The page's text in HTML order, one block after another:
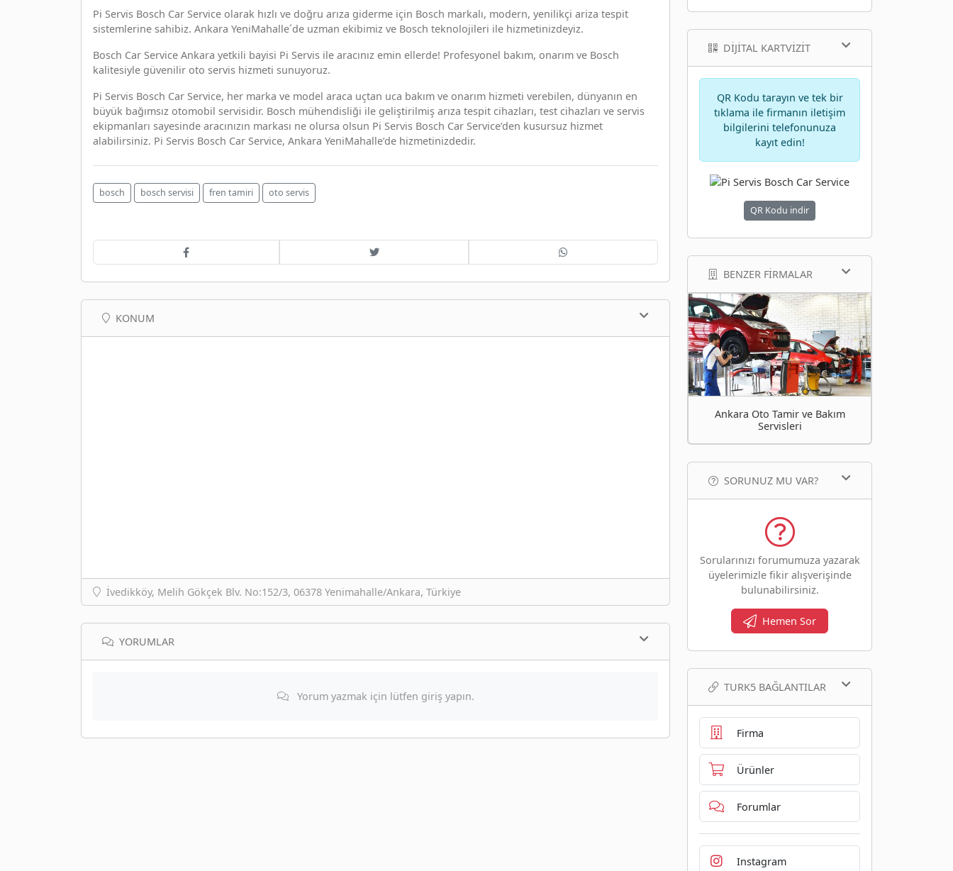
Pi Servis Bosch Car Service olarak hızlı ve doğru arıza giderme için Bosch markalı, modern, yenilikçi ariza tespit
sistemlerine sahibiz. Ankara YeniMahalle´de uzman ekibimiz ve Bosch teknolojileri ile hizmetinizdeyiz.
Bosch Car Service Ankara yetkili bayisi Pi Servis ile aracınız emin ellerde! Profesyonel bakım, onarım ve Bosch
kalitesiyle güvenilir oto servis hizmeti sunuyoruz.
Pi Servis Bosch Car Service, her marka ve model araca uçtan uca bakım ve onarım hizmeti verebilen, dünyanın en
büyük bağımsız otomobil servisidir. Bosch mühendisliği ile geliştirilmiş arıza tespit cihazları, test cihazları ve servis
ekipmanları sayesinde aracınızın markası ne olursa olsun Pi Servis Bosch Car Service’den kusursuz hizmet
alabilirsiniz. Pi Servis Bosch Car Service, Ankara YeniMahalle’de hizmetinizdedir.
bosch bosch servisi fren tamiri oto servis
KONUM
İvedikköy, Melih Gökçek Blv. No:152/3, 06378 Yenimahalle/Ankara, Türkiye
YORUMLAR
Yorum yazmak için lütfen giriş yapın.
DIJITAL KARTVIZIT
QR Kodu tarayın ve tek bir
tıklama ile firmanın iletişim
bilgilerini telefonunuza
kayıt edin!
QR Kodu indir
BENZER FIRMALAR
Ankara Oto Tamir ve Bakım
Servisleri
SORUNUZ MU VAR?
Sorularınızı forumumuza yazarak
üyelerimizle fikir alışverişinde
bulunabilirsiniz.
Hemen Sor
TURK5 BAĞLANTILAR
Firma
Ürünler
Forumlar
Instagram